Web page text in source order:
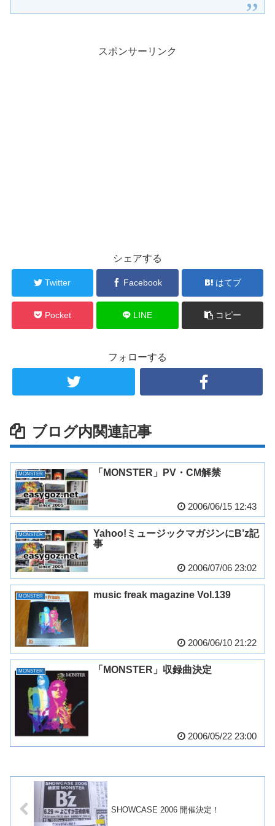
スポンサーリンク
シェアする
Twitter Facebook はてブ
Pocket LINE コピー
フォローする
ブログ内関連記事
MONSTER 「MONSTER」PV・CM解禁
2006/06/15 12:43
MONSTER
Yahoo!ミュージックマガジンにB’z記
事
2006/07/06 23:02
MONSTER music freak magazine Vol.139
2006/06/10 21:22
MONSTER 「MONSTER」収録曲決定
2006/05/22 23:00
SHOWCASE 2006 開催決定！